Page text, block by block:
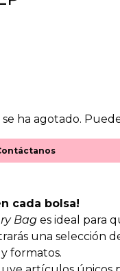
ha agotado.
cada bolsa!
Bag es ideal para
una selección
formatos.